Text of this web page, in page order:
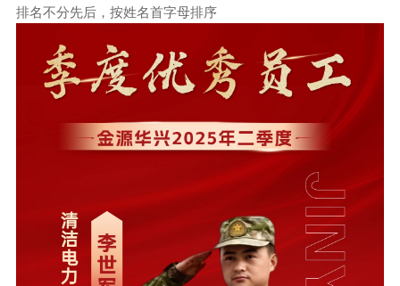
排名不分先后，按姓名首字母排序